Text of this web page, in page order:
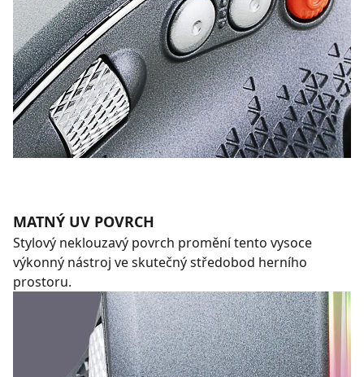
MATNÝ UV POVRCH
Stylový neklouzavý povrch promění tento vysoce
výkonný nástroj ve skutečný středobod herního
prostoru.